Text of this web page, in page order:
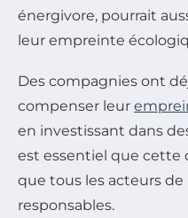
énergivore, pourrait
leur empreinte
Des compagnies ont
compenser leur
en investissant dans
est essentiel que cette
que tous les acteurs de
responsables.